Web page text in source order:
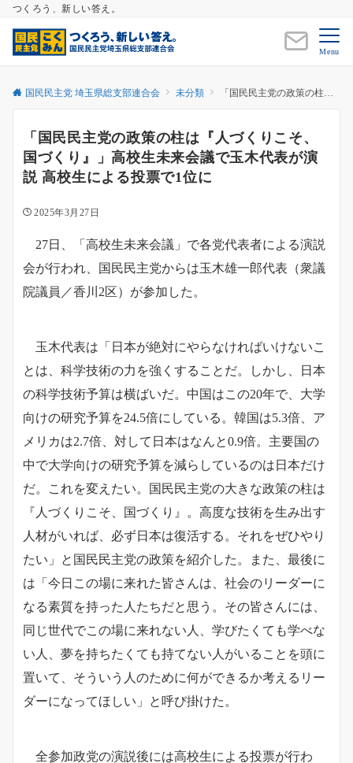
つくろう、新しい答え。
Menu
国民民主党 埼玉県総支部連合会 未分類 「国民民主党の政策の柱は『人づくりこそ、国づくり』」高校生未来会議で玉木代表が演説 高校生による投票で1位に
「国民民主党の政策の柱は『人づくりこそ、
国づくり』」高校生未来会議で玉木代表が演
説 高校生による投票で1位に
2025年3月27日
27日、「高校生未来会議」で各党代表者による演説
会が行われ、国民民主党からは玉木雄一郎代表（衆議
院議員／香川2区）が参加した。
玉木代表は「日本が絶対にやらなければいけないこ
とは、科学技術の力を強くすることだ。しかし、日本
の科学技術予算は横ばいだ。中国はこの20年で、大学
向けの研究予算を24.5倍にしている。韓国は5.3倍、ア
メリカは2.7倍、対して日本はなんと0.9倍。主要国の
中で大学向けの研究予算を減らしているのは日本だけ
だ。これを変えたい。国民民主党の大きな政策の柱は
『人づくりこそ、国づくり』。高度な技術を生み出す
人材がいれば、必ず日本は復活する。それをぜひやり
たい」と国民民主党の政策を紹介した。また、最後に
は「今日この場に来れた皆さんは、社会のリーダーに
なる素質を持った人たちだと思う。その皆さんには、
同じ世代でこの場に来れない人、学びたくても学べな
い人、夢を持ちたくても持てない人がいることを頭に
置いて、そういう人のために何ができるか考えるリー
ダーになってほしい」と呼び掛けた。
全参加政党の演説後には高校生による投票が行わ